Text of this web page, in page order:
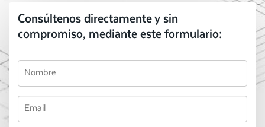
Consúltenos directamente y sin
compromiso, mediante este formulario: